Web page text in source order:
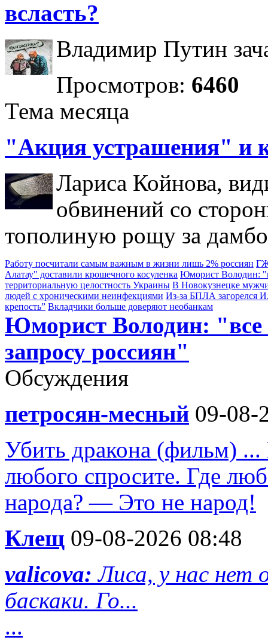
всласть?
Владимир Путин
Просмотров: 6460
Тема месяца
"Акция устрашения" и
Лариса Койнова,
обвинений со
тополиную рощу за
Работу посчитали самым важным в жизни лишь 2% россиян
Алатау" доставили крошечного косуленка Юморист Володин:
территориальную целостность Украины В Новокузнецке
людей с хроническими неинфекциями Из-за БПЛА загорелся
крепость” Вкладчики больше доверяют необанкам
Юморист Володин: "все
запросу россиян"
Обсуждения
петросян-месный 09-08-
Убить дракона (фильм)
любого спросите. Где
народа? — Это не народ!
Клещ 09-08-2026 08:48
valicova:Лиса, у нас нет
баскаки. Го...
...